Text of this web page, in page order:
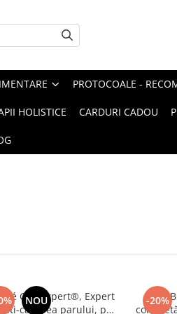
PROTOCOALE -
HOLISTICE CARDURI CADOU
NOU
Cap Expert®, Expert
caderea parului, par
-20%